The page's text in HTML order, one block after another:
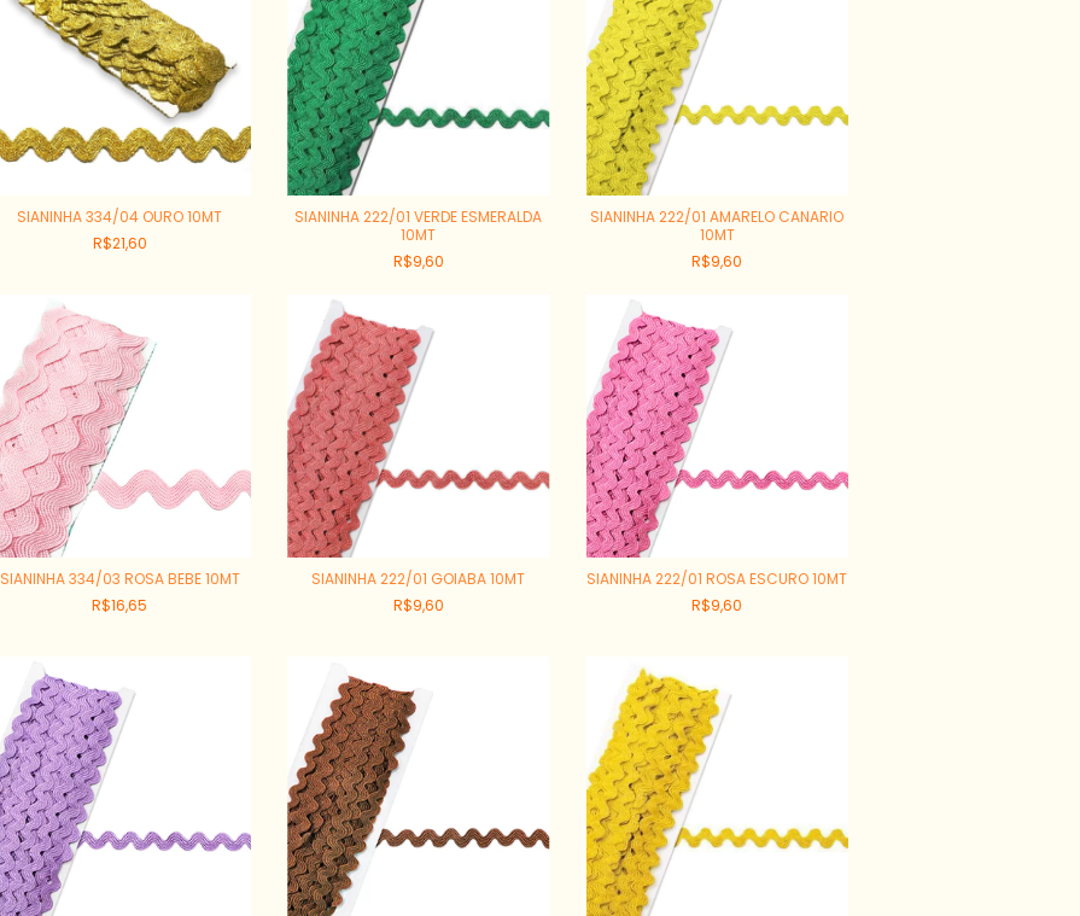
SIANINHA 334/04 OURO 10MT
R$21,60
SIANINHA 222/01 VERDE ESMERALDA
10MT
R$9,60
SIANINHA 222/01 AMARELO CANARIO
10MT
R$9,60
SIANINHA 334/03 ROSA BEBE 10MT
R$16,65
SIANINHA 222/01 GOIABA 10MT
R$9,60
SIANINHA 222/01 ROSA ESCURO 10MT
R$9,60